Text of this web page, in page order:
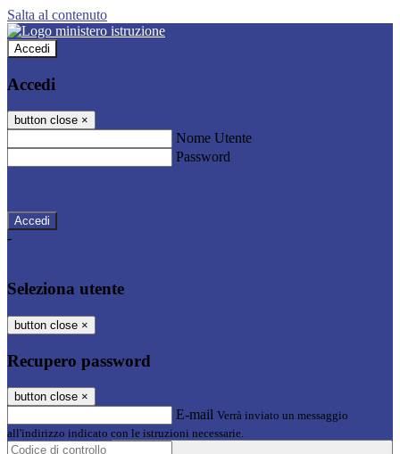
Salta al contenuto
Accedi
Accedi
button close ×
Nome Utente
Password
-
Seleziona utente
button close ×
Recupero password
button close ×
E-mail Verrà inviato un messaggio
all'indirizzo indicato con le istruzioni necessarie.